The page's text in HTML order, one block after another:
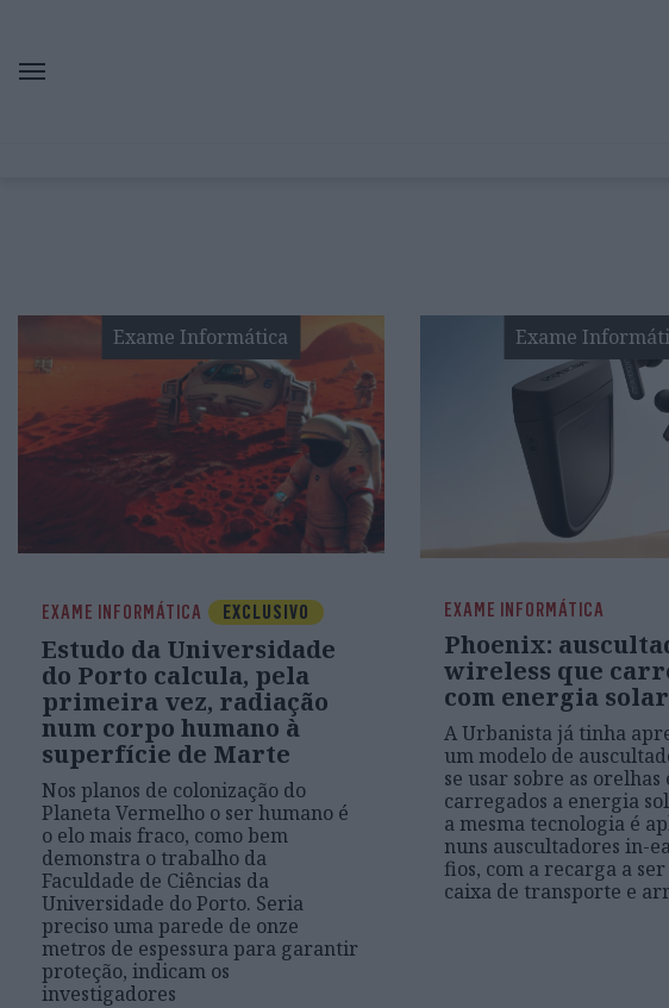
Exame Informática
EXAME INFORMÁTICA EXCLUSIVO
Estudo da Universidade
do Porto calcula, pela
primeira vez, radiação
num corpo humano à
superfície de Marte
Nos planos de colonização do
Planeta Vermelho o ser humano é
o elo mais fraco, como bem
demonstra o trabalho da
Faculdade de Ciências da
Universidade do Porto. Seria
preciso uma parede de onze
metros de espessura para garantir
proteção, indicam os
investigadores
Exame
EXAME INFORMÁTICA
Phoenix:
wireless que
com energia solar
A Urbanista já tinha
um modelo de
se usar sobre as orelhas
carregados a energia
a mesma tecnologia é
nuns auscultadores in-
fios, com a recarga a
caixa de transporte e